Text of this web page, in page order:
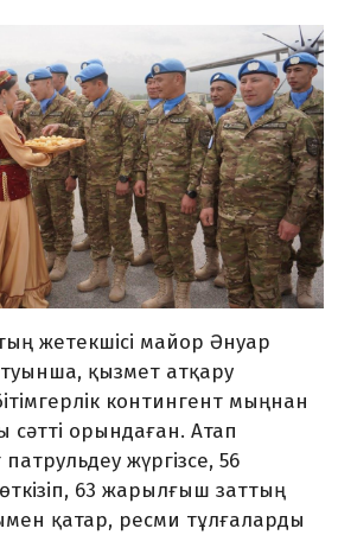
жетекшісі майор Әнуар
қызмет атқару
контингент мыңнан
орындаған. Атап
жүргізсе, 56
63 жарылғыш заттың
қатар, ресми тұлғаларды